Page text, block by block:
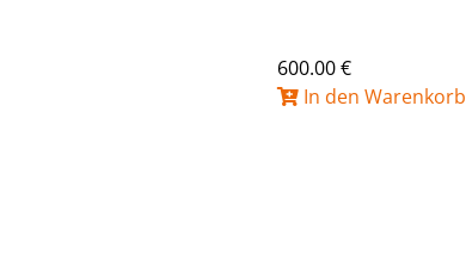
600.00 €
In den Warenkorb